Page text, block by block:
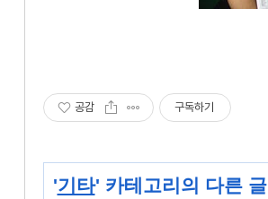
공감 구독하기
'기타' 카테고리의 다른 글